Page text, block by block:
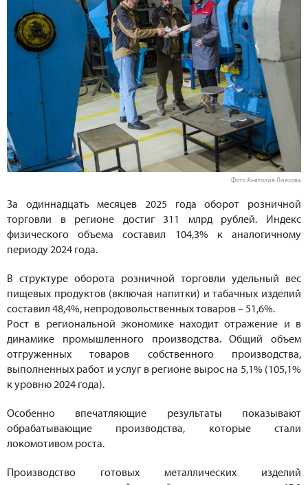
Фото Анатолия Лиясова
За одиннадцать месяцев 2025 года оборот розничной
торговли в регионе достиг 311 млрд рублей. Индекс
физического объема составил 104,3% к аналогичному
периоду 2024 года.
В структуре оборота розничной торговли удельный вес
пищевых продуктов (включая напитки) и табачных изделий
составил 48,4%, непродовольственных товаров – 51,6%.
Рост в региональной экономике находит отражение и в
динамике промышленного производства. Общий объем
отгруженных товаров собственного производства,
выполненных работ и услуг в регионе вырос на 5,1% (105,1%
к уровню 2024 года).
Особенно впечатляющие результаты показывают
обрабатывающие производства, которые стали
локомотивом роста.
Производство готовых металлических изделий